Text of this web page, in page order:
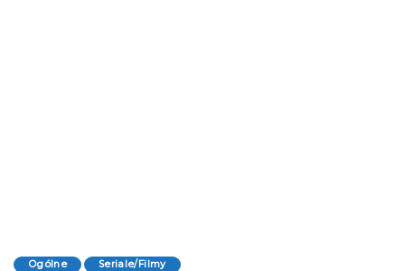
Ogólne Seriale/Filmy